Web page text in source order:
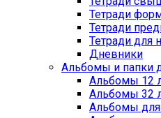
Тетради
Тетради
Тетради для
Дневники
Альбомы и папки
Альбомы 12
Альбомы 32
Альбомы для